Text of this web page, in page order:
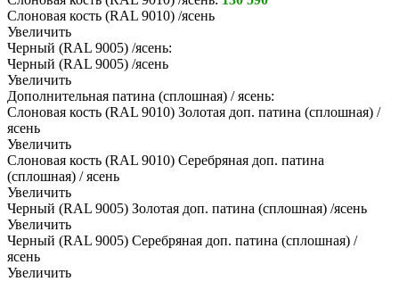
Слоновая кость (RAL 9010) /ясень
Увеличить
Черный (RAL 9005) /ясень:
Черный (RAL 9005) /ясень
Увеличить
Дополнительная патина (сплошная) / ясень:
Слоновая кость (RAL 9010) Золотая доп. патина (сплошная) /
ясень
Увеличить
Слоновая кость (RAL 9010) Серебряная доп. патина
(сплошная) / ясень
Увеличить
Черный (RAL 9005) Золотая доп. патина (сплошная) /ясень
Увеличить
Черный (RAL 9005) Серебряная доп. патина (сплошная) /
ясень
Увеличить